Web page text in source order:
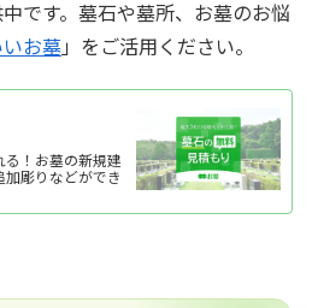
です。墓石や墓所、お墓のお悩
いお墓」をご活用ください。
！お墓の新規建
彫りなどができ